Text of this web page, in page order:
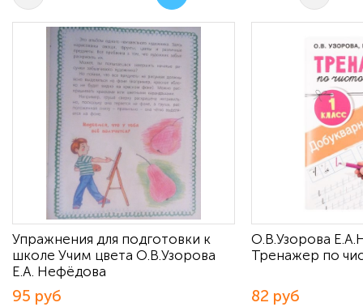
Упражнения для подготовки к
школе Учим цвета О.В.Узорова
Е.А. Нефёдова
95 руб
О.В.Узорова
Тренажер по
82 руб